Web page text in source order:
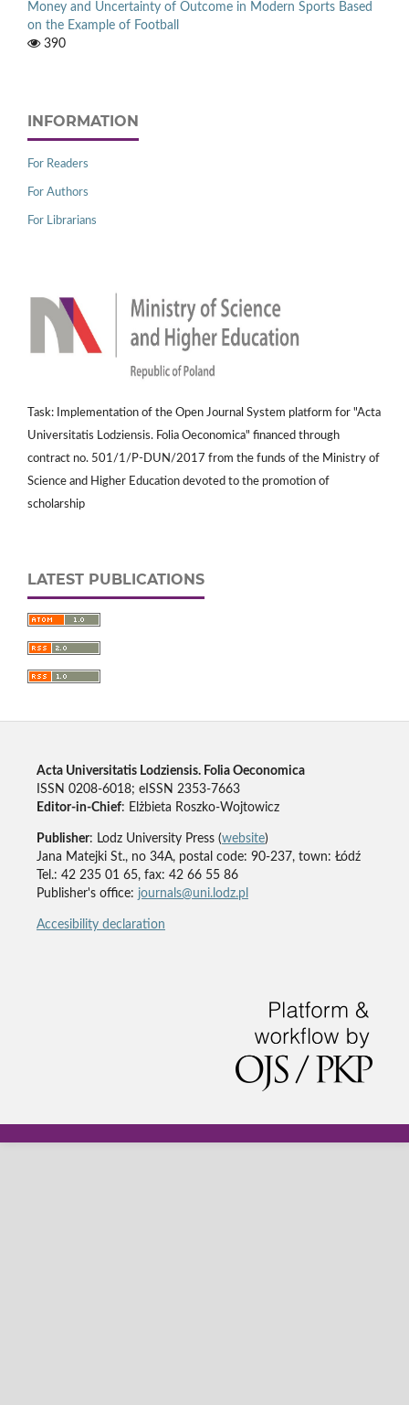
Money and Uncertainty of Outcome in Modern Sports Based
on the Example of Football
390
INFORMATION
For Readers
For Authors
For Librarians
Task: Implementation of the Open Journal System platform for "Acta
Universitatis Lodziensis. Folia Oeconomica" financed through
contract no. 501/1/P-DUN/2017 from the funds of the Ministry of
Science and Higher Education devoted to the promotion of
scholarship
LATEST PUBLICATIONS
Acta Universitatis Lodziensis. Folia Oeconomica
ISSN 0208-6018; eISSN 2353-7663
Editor-in-Chief: Elżbieta Roszko-Wojtowicz
Publisher: Lodz University Press (website)
Jana Matejki St., no 34A, postal code: 90-237, town: Łódź
Tel.: 42 235 01 65, fax: 42 66 55 86
Publisher's office: journals@uni.lodz.pl
Accesibility declaration